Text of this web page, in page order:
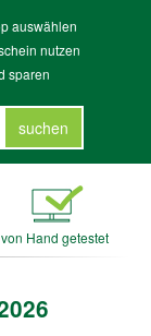
auswählen
nutzen
sparen
suchen
von Hand getestet